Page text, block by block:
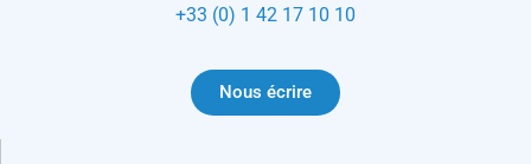
+33 (0) 1 42 17 10 10
Nous écrire